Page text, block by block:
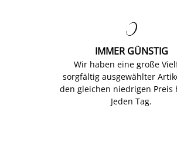

IMMER GÜNSTIG
Wir haben eine große
sorgfältig ausgewählter
den gleichen niedrigen Preis
Jeden Tag.